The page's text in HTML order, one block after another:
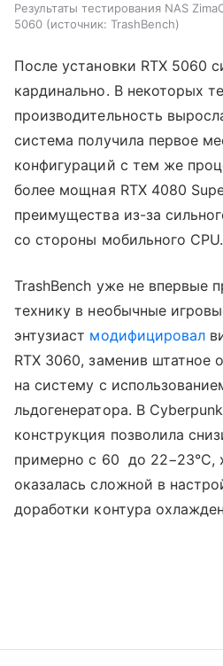
Результаты тестирования NAS
5060
источник: TrashBench
После установки RTX 5060
кардинально. В некоторых
производительность
система получила первое
конфигураций с тем же
более мощная RTX 4080
преимущества из-за
со стороны мобильного CPU.
TrashBench уже не впервые
технику в необычные
энтузиаст модифицировал
RTX 3060, заменив штатное
на систему с
льдогенератора. В
конструкция позволила
примерно с 60 до 22−23°C,
оказалась сложной в
доработки контура